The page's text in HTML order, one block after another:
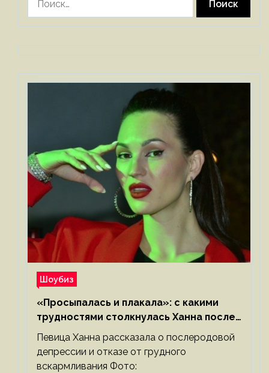
Шоубиз
«Просыпалась и плакала»: с какими
трудностями столкнулась Ханна после
родов
Певица Ханна рассказала о послеродовой
депрессии и отказе от грудного
вскармливания Фото: